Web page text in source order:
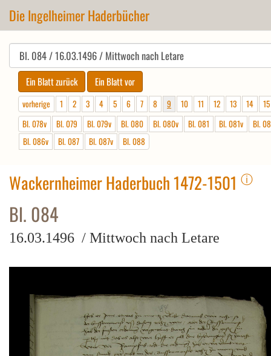
Die Ingelheimer Haderbücher
vorherige 1 2 3 4 5 6 7 8 9 10 11 12 13 14
15
Bl. 078v
Bl. 079 Bl. 079v Bl. 080 Bl. 080v Bl. 081 Bl. 081v
Bl.
Bl. 086v
Bl. 087 Bl. 087v Bl. 088
Wackernheimer Haderbuch 1472-1501 ⓘ
Bl. 084
16.03.1496 / Mittwoch nach Letare